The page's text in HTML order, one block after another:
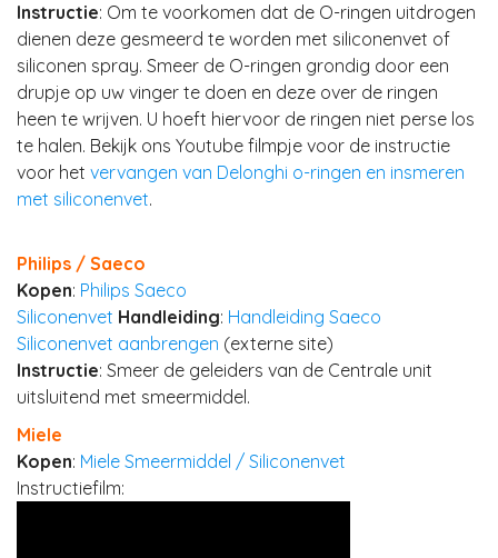
Instructie: Om te voorkomen dat de O-ringen uitdrogen
dienen deze gesmeerd te worden met siliconenvet of
siliconen spray. Smeer de O-ringen grondig door een
drupje op uw vinger te doen en deze over de ringen
heen te wrijven. U hoeft hiervoor de ringen niet perse los
te halen. Bekijk ons Youtube filmpje voor de instructie
voor het vervangen van Delonghi o-ringen en insmeren
met siliconenvet.
Philips / Saeco
Kopen: Philips Saeco
Siliconenvet Handleiding: Handleiding Saeco
Siliconenvet aanbrengen (externe site)
Instructie: Smeer de geleiders van de Centrale unit
uitsluitend met smeermiddel.
Miele
Kopen: Miele Smeermiddel / Siliconenvet
Instructiefilm: